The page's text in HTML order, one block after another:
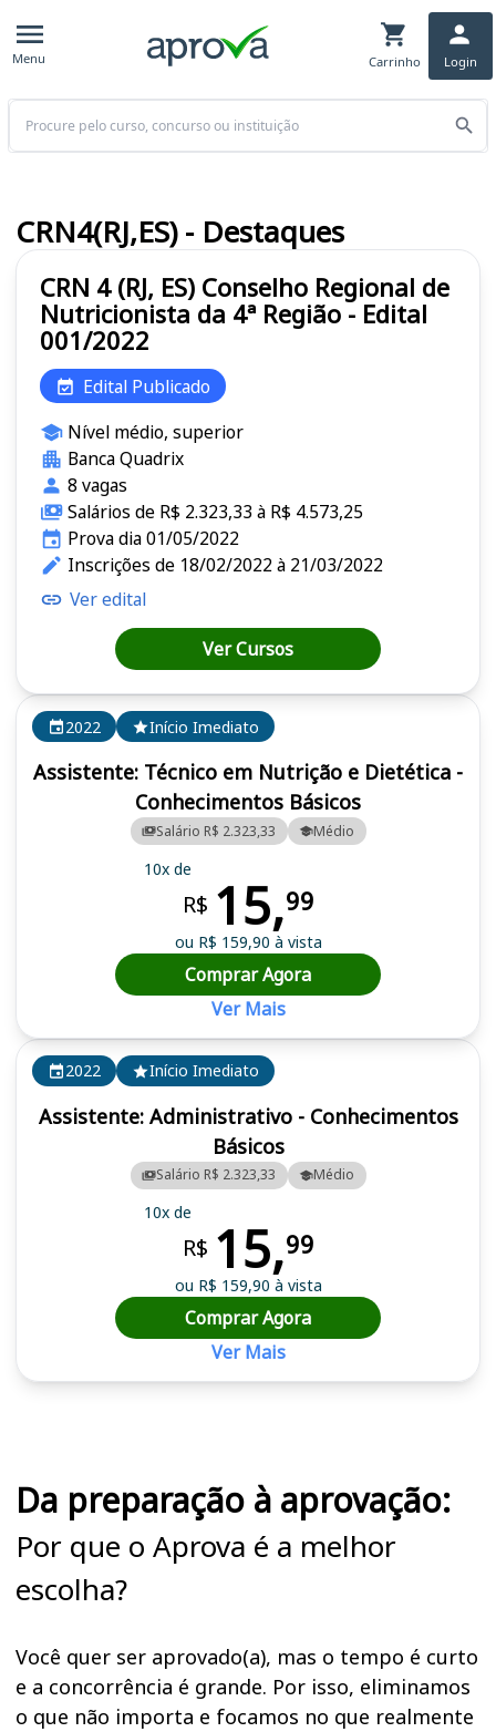
Menu Carrinho Login
Buscar
2022 Início Imediato
Assistente: Administrativo - Conhecimentos
Básicos
Salário R$ 2.323,33 Médio
10x de
R$ 15,99
ou R$ 159,90 à vista
Comprar Agora
Ver Mais
2022 Início Imediato
Assistente: Técnico em Nutrição e Dietética -
Conhecimentos Básicos
Salário R$ 2.323,33 Médio
10x de
R$ 15,99
ou R$ 159,90 à vista
Comprar Agora
Ver Mais
CRN 4 (RJ, ES) Conselho Regional de
Nutricionista da 4ª Região - Edital
001/2022
Edital Publicado
Nível médio, superior
Banca Quadrix
8 vagas
Salários de R$ 2.323,33 à R$ 4.573,25
Prova dia 01/05/2022
Inscrições de 18/02/2022 à 21/03/2022
Ver edital
Ver Cursos
CRN4(RJ,ES) - Destaques
Da preparação à aprovação:
Por que o Aprova é a melhor
escolha?
Você quer ser aprovado(a), mas o tempo é curto
e a concorrência é grande. Por isso, eliminamos
o que não importa e focamos no que realmente